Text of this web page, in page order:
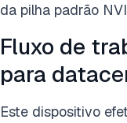
da pilha padrão
Fluxo de
para
Este dispositivo